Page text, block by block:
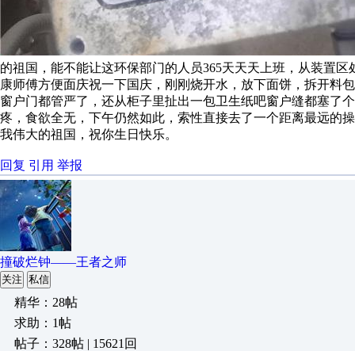
的祖国，能不能让这环保部门的人员365天天天上班，从装置
康师傅方便面庆祝一下国庆，刚刚烧开水，放下面饼，拆开料
窗户门都管严了，还从柜子里扯出一包卫生纸吧窗户缝都塞了
疼，食欲全无，下午仍然如此，索性直接去了一个距离最远的
我伟大的祖国，祝你生日快乐。
回复 引用 举报
撞破烂钟——王者之师
关注 私信
精华：28帖
求助：1帖
帖子：328帖 | 15621回